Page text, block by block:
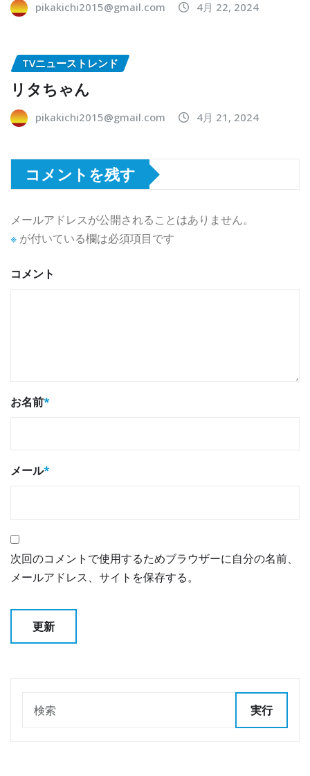
pikakichi2015@gmail.com 4月 22, 2024
TVニューストレンド
リタちゃん
pikakichi2015@gmail.com 4月 21, 2024
コメントを残す
メールアドレスが公開されることはありません。
※ が付いている欄は必須項目です
コメント
お名前*
メール*
次回のコメントで使用するためブラウザーに自分の名前、
メールアドレス、サイトを保存する。
実行